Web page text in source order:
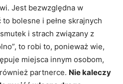
Jest bezwzględna w
bolesne i pełne skrajnych
i strach związany z
to robi to, ponieważ wie,
miejsca innym osobom,
partnerce. Nie kaleczy